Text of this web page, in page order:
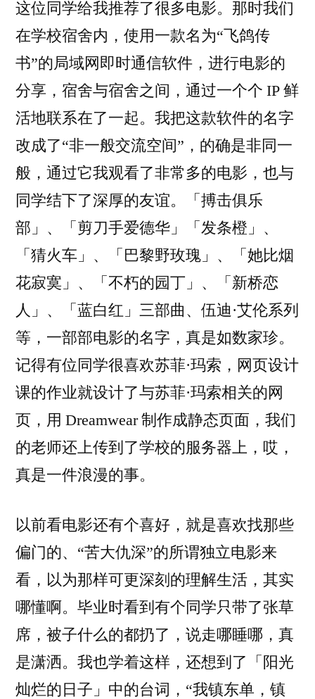
这位同学给我推荐了很多电影。那时我们
在学校宿舍内，使用一款名为“飞鸽传
书”的局域网即时通信软件，进行电影的
分享，宿舍与宿舍之间，通过一个个 IP 鲜
活地联系在了一起。我把这款软件的名字
改成了“非一般交流空间”，的确是非同一
般，通过它我观看了非常多的电影，也与
同学结下了深厚的友谊。「搏击俱乐
部」、「剪刀手爱德华」「发条橙」、
「猜火车」、「巴黎野玫瑰」、「她比烟
花寂寞」、「不朽的园丁」、「新桥恋
人」、「蓝白红」三部曲、伍迪·艾伦系列
等，一部部电影的名字，真是如数家珍。
记得有位同学很喜欢苏菲·玛索，网页设计
课的作业就设计了与苏菲·玛索相关的网
页，用 Dreamwear 制作成静态页面，我们
的老师还上传到了学校的服务器上，哎，
真是一件浪漫的事。
以前看电影还有个喜好，就是喜欢找那些
偏门的、“苦大仇深”的所谓独立电影来
看，以为那样可更深刻的理解生活，其实
哪懂啊。毕业时看到有个同学只带了张草
席，被子什么的都扔了，说走哪睡哪，真
是潇洒。我也学着这样，还想到了「阳光
灿烂的日子」中的台词，“我镇东单，镇